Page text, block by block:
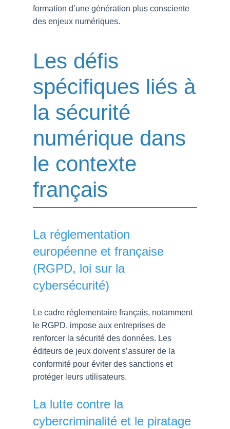
formation d’une génération plus consciente
des enjeux numériques.
Les défis
spécifiques liés à
la sécurité
numérique dans
le contexte
français
La réglementation
européenne et française
(RGPD, loi sur la
cybersécurité)
Le cadre réglementaire français, notamment
le RGPD, impose aux entreprises de
renforcer la sécurité des données. Les
éditeurs de jeux doivent s’assurer de la
conformité pour éviter des sanctions et
protéger leurs utilisateurs.
La lutte contre la
cybercriminalité et le piratage